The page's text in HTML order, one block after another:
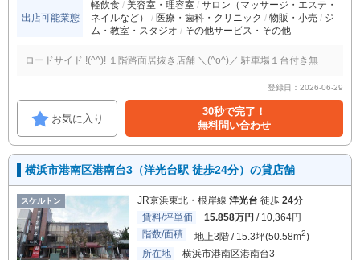
出店可能業態
軽飲食 美容室・理容室
サロン（マッサージ・エステ・
ネイルなど）
医療・歯科・クリニック 物販・小売
ジ
ム・教室・スタジオ
その他サービス・その他
ロードサイド !(^^)! １階路面居抜き店舗 ＼(^o^)／ 駐車場１台付き無
登録日：2026-06-29
お気に入り
30秒で完了！
無料問い合わせ
横浜市港南区港南台3（洋光台駅 徒歩24分）の貸店舗
スケルトン JR京浜東北・根岸線 洋光台 徒歩 24分
賃料/坪単価
15.858万円 / 10,364円
階数/面積
地上3階 / 15.3坪(50.58m2)
所在地
横浜市港南区港南台3